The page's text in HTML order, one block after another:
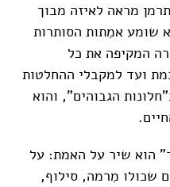
מראה לאיזה מבוך
שומע אמִתות הסותרות
המקיפה את כל
ועד למקבלי ההחלטות
הגבוהים", והוא
הוא שיר על האמת: על
שכולו מִרמה, סילוף,